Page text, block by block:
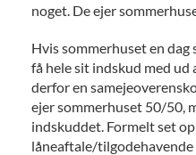
noget. De ejer
Hvis sommerhuset en
få hele sit indskud med
derfor en
ejer sommerhuset 50/50,
indskuddet. Formelt set
låneaftale/tilgodehavende